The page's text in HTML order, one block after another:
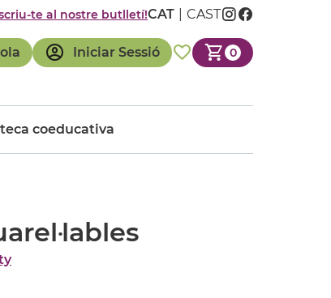
Iniciar Sessió 0
te al nostre butlletí!CAT CAST
coeducativa